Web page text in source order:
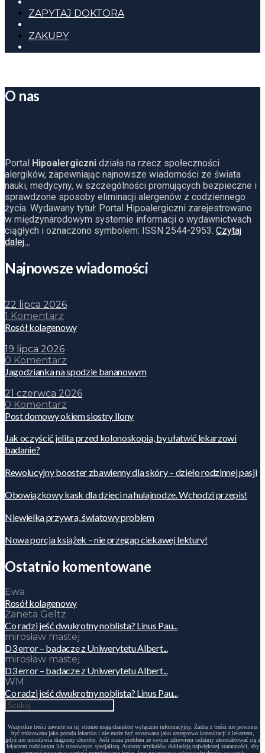
ZAPYTAJ DOKTORA
ZAKUPY
O nas
Portal Hipoalergiczni działa na rzecz społeczności
alergików, zapewniając najnowsze wiadomości ze świata
nauki, medycyny, w szczególności promujących bezpieczne i
sprawdzone sposoby eliminacji alergenów z codziennego
życia. Wydawany tytuł: Portal Hipoalergiczni zarejestrowano
w międzynarodowym systemie informacji o wydawnictwach
ciągłych i oznaczono symbolem: ISSN 2544-2953. Czytaj
dalej…
Najnowsze wiadomości
22 lipca 2026
1 Komentarz
Rosół kolagenowy
19 lipca 2026
0 Komentarz
Jagodzianka na spodzie bananowym
21 czerwca 2026
0 Komentarz
Post domowy okiem siostry Ilony
Jak oczyścić jelita przed kolonoskopią, by ułatwić lekarzowi
badanie?
Rewolucyjny booster zbawienny dla skóry – dzieło rodzinnej pasji
Obowiązkowy kask dla dzieci na hulajnodze. Wchodzi przepis!
Niewielka przywra, światowy problem
Nowa porcja książek – nie przegap ciekawej lektury!
Ostatnio komentowane
Ewa
Rosół kolagenowy
Żaneta Geltz
Co radzi jeść dwukrotny noblista? Linus Pau...
mirosław mastej
D3 error – badacze z Uniwerytetu Albert...
mirosław mastej
D3 error – badacze z Uniwerytetu Albert...
WM
Co radzi jeść dwukrotny noblista? Linus Pau...
Wszystkie treści zawarte na tej stronie mają charakter wyłącznie informacyjny. Żadna z treści nie powinna
być traktowana jako porada lekarska i nie może być stosowana jako zastępstwo konsultacji z lekarzem,
gdyż nie umożliwia diagnozy choroby. Jeśli masz problem ze swoim zdrowiem radzimy skontaktować się z
lekarzem rodzinnym lub stosownym specjalistą. Autorzy artykułów dokładają największej staranności, aby